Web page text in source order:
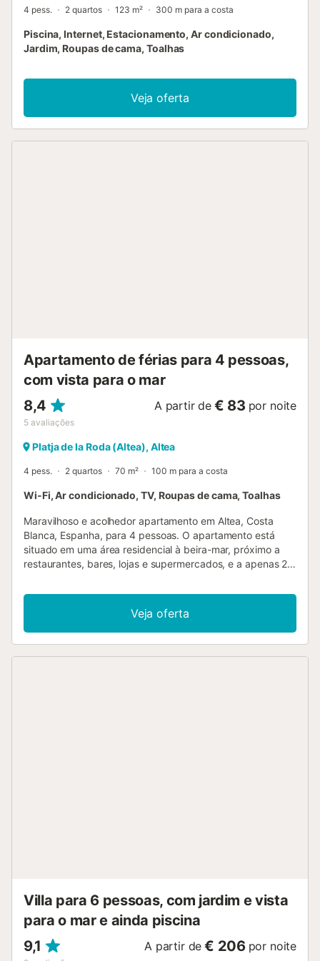
4 pess. 2 quartos 123 m² 300 m para a costa
Piscina, Internet, Estacionamento, Ar condicionado,
Jardim, Roupas de cama, Toalhas
Veja oferta
Apartamento de férias para 4 pessoas,
com vista para o mar
8,4
5 avaliações
A partir de € 83 por noite
Platja de la Roda (Altea), Altea
4 pess. 2 quartos 70 m² 100 m para a costa
Wi-Fi, Ar condicionado, TV, Roupas de cama, Toalhas
Maravilhoso e acolhedor apartamento em Altea, Costa
Blanca, Espanha, para 4 pessoas. O apartamento está
situado em uma área residencial à beira-mar, próximo a
restaurantes, bares, lojas e supermercados, e a apenas 25
banheiro. A acomodação oferece privacidade, vistas
deslumbrantes da baía e do mar, além de belas vistas da
praia. Seu conforto e a proximidade da praia, de locais de
compras, atividades esportivas, opções de
apartamento) a...
Veja oferta
Villa para 6 pessoas, com jardim e vista
para o mar e ainda piscina
9,1
A partir de € 206 por noite